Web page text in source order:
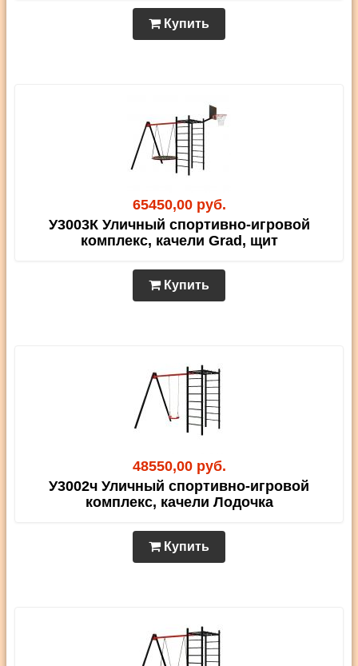
Купить
65450,00 руб.
У3003К Уличный спортивно-игровой
комплекс, качели Grad, щит
Купить
48550,00 руб.
У3002ч Уличный спортивно-игровой
комплекс, качели Лодочка
Купить